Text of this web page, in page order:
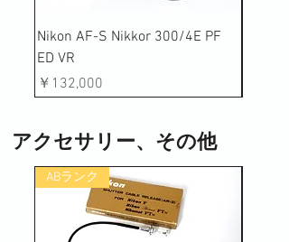
Nikon AF-S Nikkor 300/4E PF
ED VR
価格
￥132,000
ABランク
アクセサリー、その他